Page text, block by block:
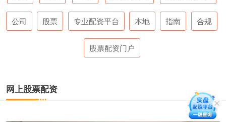
公司 股票 专业配资平台 本地 指南 合规
股票配资门户
网上股票配资